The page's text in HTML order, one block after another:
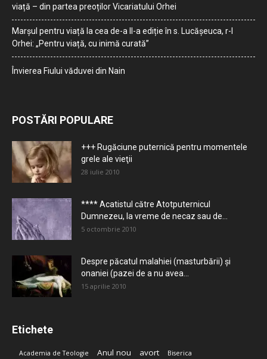
viață – din partea preoților Vicariatului Orhei
Marșul pentru viață la cea de-a II-a ediție în s. Lucășeuca, r-l
Orhei: „Pentru viață, cu inimă curată”
Învierea Fiului văduvei din Nain
POSTĂRI POPULARE
+++ Rugăciune puternică pentru momentele
grele ale vieţii
28 iulie 2010
**** Acatistul către Atotputernicul
Dumnezeu, la vreme de necaz sau de...
5 octombrie 2010
Despre păcatul malahiei (masturbării) şi
onaniei (pazei de a nu avea...
15 aprilie 2010
Etichete
Academia de Teologie Anul nou avort Biserica